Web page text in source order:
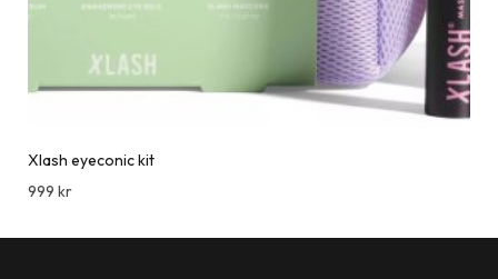
Xlash eyeconic kit
999 kr